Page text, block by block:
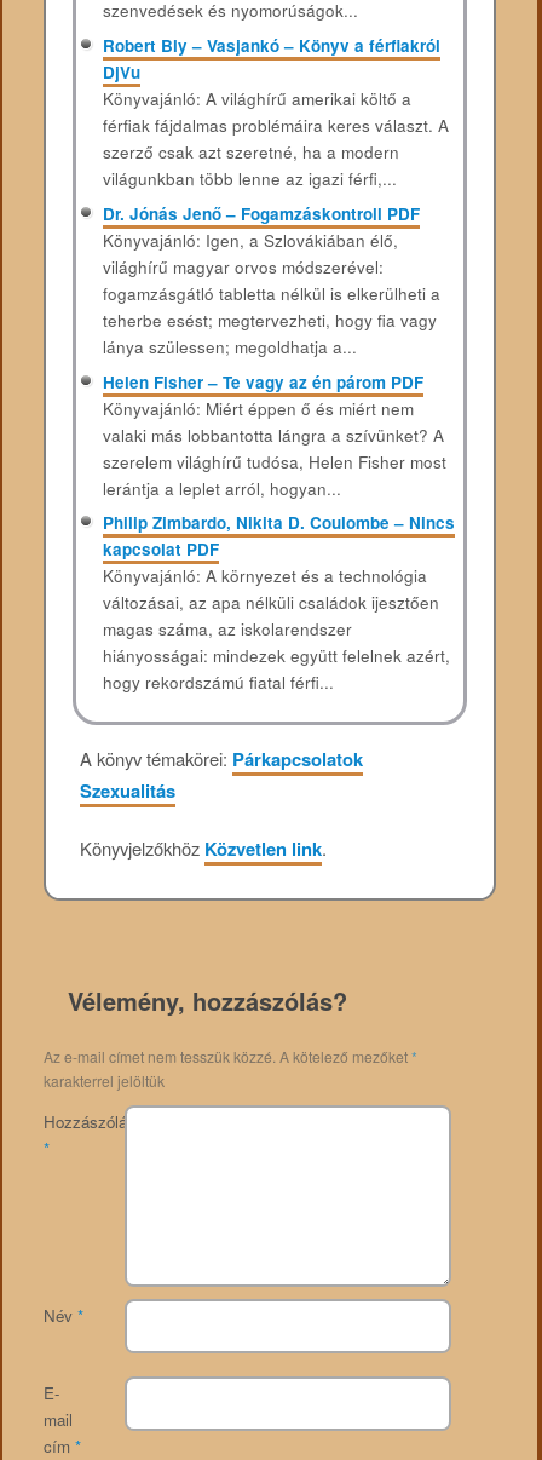
szenvedések és nyomorúságok...
Robert Bly – Vasjankó – Könyv a férfiakról
DjVu
Könyvajánló: A világhírű amerikai költő a
férfiak fájdalmas problémáira keres választ. A
szerző csak azt szeretné, ha a modern
világunkban több lenne az igazi férfi,...
Dr. Jónás Jenő – Fogamzáskontroll PDF
Könyvajánló: Igen, a Szlovákiában élő,
világhírű magyar orvos módszerével:
fogamzásgátló tabletta nélkül is elkerülheti a
teherbe esést; megtervezheti, hogy fia vagy
lánya szülessen; megoldhatja a...
Helen Fisher – Te vagy az én párom PDF
Könyvajánló: Miért éppen ő és miért nem
valaki más lobbantotta lángra a szívünket? A
szerelem világhírű tudósa, Helen Fisher most
lerántja a leplet arról, hogyan...
Philip Zimbardo, Nikita D. Coulombe – Nincs
kapcsolat PDF
Könyvajánló: A környezet és a technológia
változásai, az apa nélküli családok ijesztően
magas száma, az iskolarendszer
hiányosságai: mindezek együtt felelnek azért,
hogy rekordszámú fiatal férfi...
A könyv témakörei: Párkapcsolatok
Szexualitás
Könyvjelzőkhöz Közvetlen link.
Vélemény, hozzászólás?
Az e-mail címet nem tesszük közzé. A kötelező mezőket*
karakterrel jelöltük
Hozzászólás
*
Név *
E-
mail
cím *